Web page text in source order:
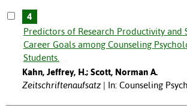
4
Predictors of Research Productivity and
Career Goals among Counseling
Students.
Kahn, Jeffrey, H.; Scott, Norman A.
Zeitschriftenaufsatz
In: Counseling